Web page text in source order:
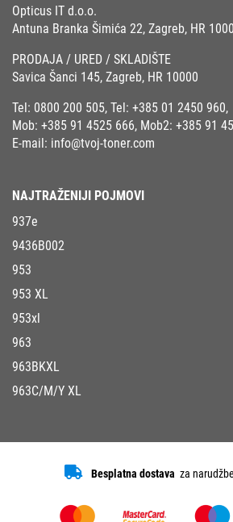
Opticus IT d.o.o.
Antuna Branka Šimića 22, Zagreb, HR
PRODAJA / URED / SKLADIŠTE
Savica Šanci 145, Zagreb, HR 10000
Tel: 0800 200 505, Tel: +385 01 2450 960,
Mob: +385 91 4525 666, Mob2: +385 91
E-mail: info@tvoj-toner.com
NAJTRAŽENIJI POJMOVI
937e
9436B002
953
953 XL
953xl
963
963BKXL
963C/M/Y XL
Besplatna dostava za